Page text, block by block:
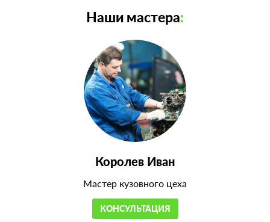
Наши мастера:
Королев Иван
Мастер кузовного цеха
КОНСУЛЬТАЦИЯ